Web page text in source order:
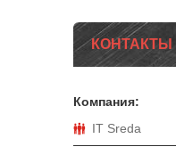
КОНТАКТЫ
IT Sreda